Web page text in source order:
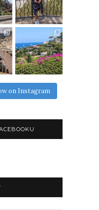
on Instagram